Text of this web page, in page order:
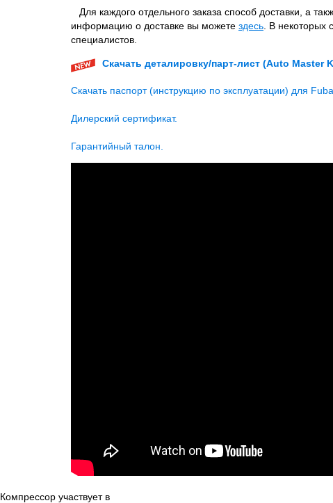
Для каждого отдельного заказа способ доставки, а
информацию о доставке вы можете здесь . В некоторых
специалистов.
Скачать деталировку/парт-лист (Auto Master
Скачать паспорт (инструкцию по эксплуатации) для
Дилерский сертификат.
Гарантийный талон.
Компрессор участвует в